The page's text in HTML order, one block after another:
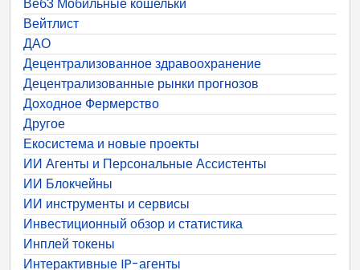
Вейтлист
ДАО
Децентрализованное здравоохранение
Децентрализованные рынки прогнозов
Доходное Фермерство
Другое
Екосистема и новые проекты
ИИ Агенты и Персональные Ассистенты
ИИ Блокчейны
ИИ инструменты и сервисы
Инвестиционный обзор и статистика
Инплей токены
Интерактивные IP-агенты